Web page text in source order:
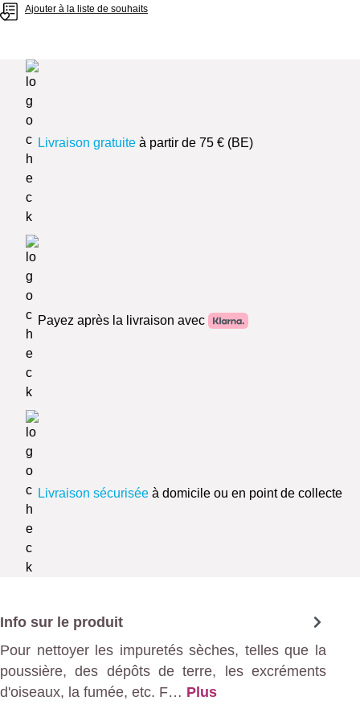
Ajouter à la liste de souhaits
Livraison gratuite à partir de 75 € (BE)
Payez après la livraison avec
Livraison sécurisée à domicile ou en point de collecte
Info sur le produit
Pour nettoyer les impuretés sèches, telles que la
poussière, des dépôts de terre, les excréments
d'oiseaux, la fumée, etc. F… Plus